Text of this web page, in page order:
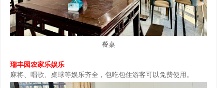
餐桌
瑞丰园农家乐娱乐
麻将、唱歌、桌球等娱乐齐全，包吃包住游客可以免费使用。